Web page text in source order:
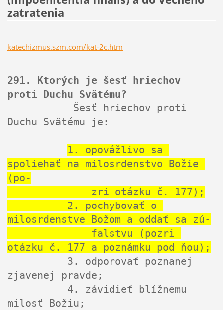
zatratenia
katechizmus.szm.com/kat-2c.htm
291. Ktorých je šesť hriechov
proti Duchu Svätému?
Duchu Svätému je:
1. opovážlivo sa
spoliehať na milosrdenstvo Božie
(po-
milosrdenstve Božom a oddať sa zú-
otázku č. 177 a poznámku pod ňou);
zjavenej pravde;
milosť Božiu;